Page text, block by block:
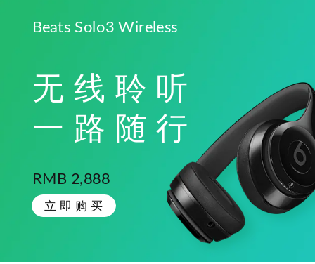
Beats Solo3 Wireless
无线聆听
一路随行
RMB 2,888
立 即 购 买